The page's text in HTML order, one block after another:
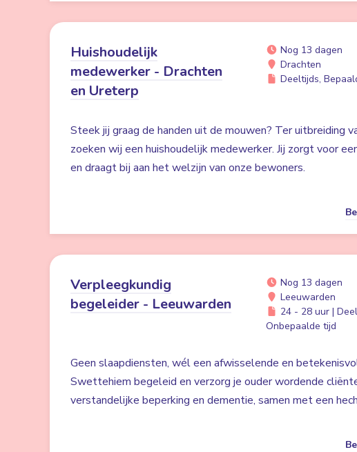
Huishoudelijk
medewerker - Drachten
en Ureterp
Nog 13 dagen
Drachten
Deeltijds,
Steek jij graag de handen uit de mouwen? Ter uitbreiding
zoeken wij een huishoudelijk medewerker. Jij zorgt voor
en draagt bij aan het welzijn van onze bewoners.
Verpleegkundig
begeleider - Leeuwarden
Nog 13 dagen
Leeuwarden
24 - 28 uur |
Onbepaalde tijd
Geen slaapdiensten, wél een afwisselende en
Swettehiem begeleid en verzorg je ouder wordende
verstandelijke beperking en dementie, samen met een